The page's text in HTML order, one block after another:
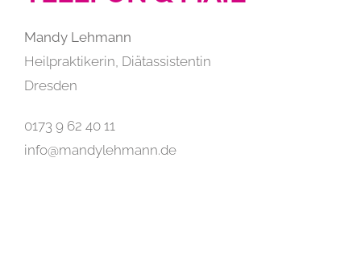
Mandy Lehmann
Heilpraktikerin, Diätassistentin
Dresden
0173 9 62 40 11
info@mandylehmann.de